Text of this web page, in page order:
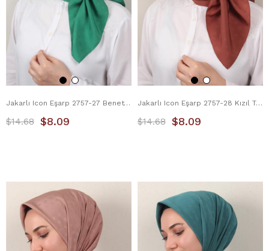
Jakarlı Icon Eşarp 2757-27 Benetton
$8.09
$14.68
Jakarlı Icon Eşarp 2757-28 Kızıl Toprak
$8.09
$14.68